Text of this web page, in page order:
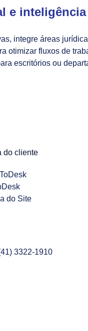
e inteligência
integre áreas
otimizar fluxos de
escritórios ou
do cliente
do Site
3322-1910